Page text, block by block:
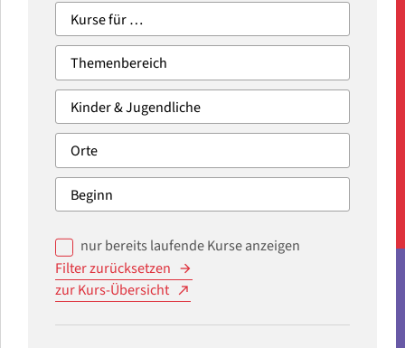
nur bereits laufende Kurse anzeigen
Filter zurücksetzen
zur Kurs-Übersicht